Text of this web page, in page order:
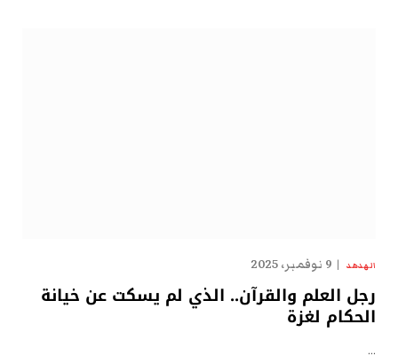
الهدهد 9 نوفمبر، 2025
رجل العلم والقرآن.. الذي لم يسكت عن خيانة
الحكام لغزة
…